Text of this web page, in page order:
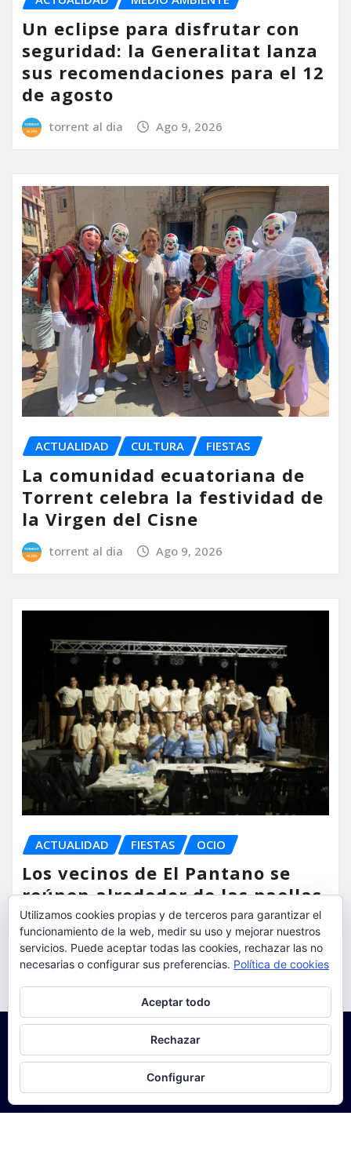
Un eclipse para disfrutar con
seguridad: la Generalitat lanza
sus recomendaciones para el 12
de agosto
torrent al dia Ago 9, 2026
ACTUALIDAD CULTURA FIESTAS
La comunidad ecuatoriana de
Torrent celebra la festividad de
la Virgen del Cisne
torrent al dia Ago 9, 2026
ACTUALIDAD FIESTAS OCIO
Los vecinos de El Pantano se
reúnen alrededor de las paellas
para celebrar sus fiestas
torrent al dia Ago 9, 2026
Utilizamos cookies propias y de terceros para garantizar el
funcionamiento de la web, medir su uso y mejorar nuestros
servicios. Puede aceptar todas las cookies, rechazar las no
necesarias o configurar sus preferencias. Política de cookies
Aceptar todo
Rechazar
Configurar
Para obtener más información, incluido cómo gestionar las cookies,